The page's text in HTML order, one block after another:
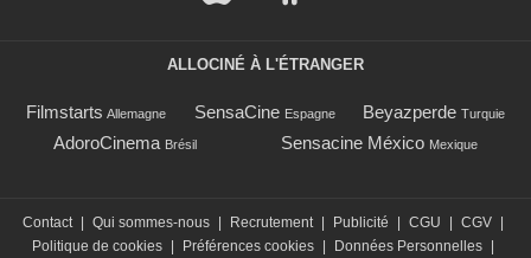
ALLOCINÉ À L'ÉTRANGER
Filmstarts Allemagne SensaCine Espagne Beyazperde Turquie
AdoroCinema Brésil Sensacine México Mexique
Contact | Qui sommes-nous | Recrutement | Publicité | CGU | CGV |
Politique de cookies | Préférences cookies | Données Personnelles |